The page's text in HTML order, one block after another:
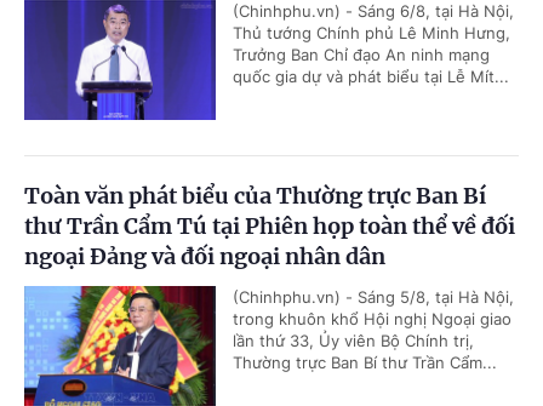
(Chinhphu.vn) - Sáng 6/8, tại Hà Nội,
Thủ tướng Chính phủ Lê Minh Hưng,
Trưởng Ban Chỉ đạo An ninh mạng
quốc gia dự và phát biểu tại Lễ Mít...
Toàn văn phát biểu của Thường trực Ban Bí
thư Trần Cẩm Tú tại Phiên họp toàn thể về đối
ngoại Đảng và đối ngoại nhân dân
(Chinhphu.vn) - Sáng 5/8, tại Hà Nội,
trong khuôn khổ Hội nghị Ngoại giao
lần thứ 33, Ủy viên Bộ Chính trị,
Thường trực Ban Bí thư Trần Cẩm...